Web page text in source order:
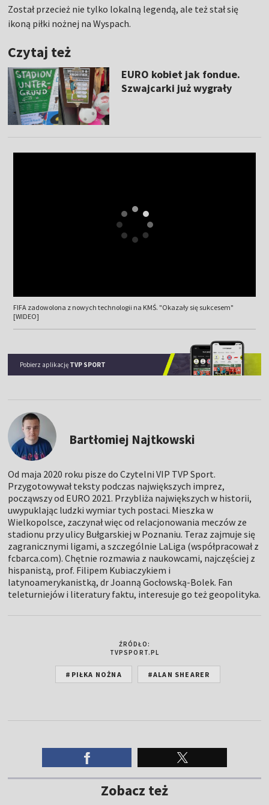
Został przecież nie tylko lokalną legendą, ale też stał się
ikoną piłki nożnej na Wyspach.
Czytaj też
EURO kobiet jak fondue.
Szwajcarki już wygrały
FIFA zadowolona z nowych technologii na KMŚ. "Okazały się sukcesem"
[WIDEO]
Pobierz aplikację TVP SPORT
Bartłomiej Najtkowski
Od maja 2020 roku pisze do Czytelni VIP TVP Sport.
Przygotowywał teksty podczas największych imprez,
począwszy od EURO 2021. Przybliża największych w historii,
uwypuklając ludzki wymiar tych postaci. Mieszka w
Wielkopolsce, zaczynał więc od relacjonowania meczów ze
stadionu przy ulicy Bułgarskiej w Poznaniu. Teraz zajmuje się
zagranicznymi ligami, a szczególnie LaLiga (współpracował z
fcbarca.com). Chętnie rozmawia z naukowcami, najczęściej z
hispanistą, prof. Filipem Kubiaczykiem i
latynoamerykanistką, dr Joanną Gocłowską-Bolek. Fan
teleturniejów i literatury faktu, interesuje go też geopolityka.
ŹRÓDŁO:
TVPSPORT.PL
#PIŁKA NOŻNA #ALAN SHEARER
Zobacz też